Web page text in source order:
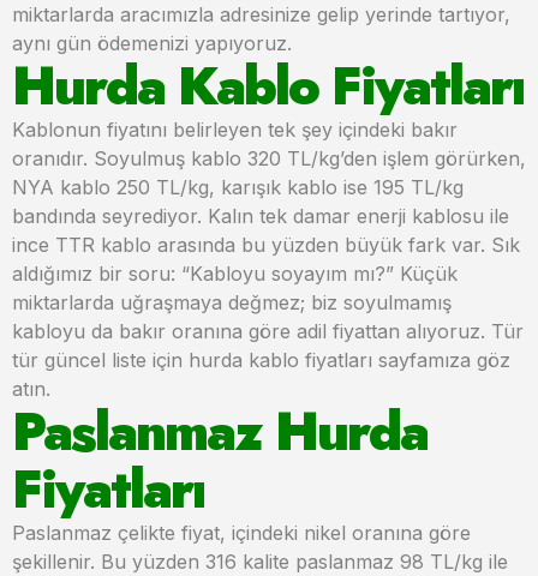
miktarlarda aracımızla adresinize gelip yerinde tartıyor,
aynı gün ödemenizi yapıyoruz.
Hurda Kablo Fiyatları
Kablonun fiyatını belirleyen tek şey içindeki bakır
oranıdır. Soyulmuş kablo 320 TL/kg’den işlem görürken,
NYA kablo 250 TL/kg, karışık kablo ise 195 TL/kg
bandında seyrediyor. Kalın tek damar enerji kablosu ile
ince TTR kablo arasında bu yüzden büyük fark var. Sık
aldığımız bir soru: “Kabloyu soyayım mı?” Küçük
miktarlarda uğraşmaya değmez; biz soyulmamış
kabloyu da bakır oranına göre adil fiyattan alıyoruz. Tür
tür güncel liste için hurda kablo fiyatları sayfamıza göz
atın.
Paslanmaz Hurda
Fiyatları
Paslanmaz çelikte fiyat, içindeki nikel oranına göre
şekillenir. Bu yüzden 316 kalite paslanmaz 98 TL/kg ile